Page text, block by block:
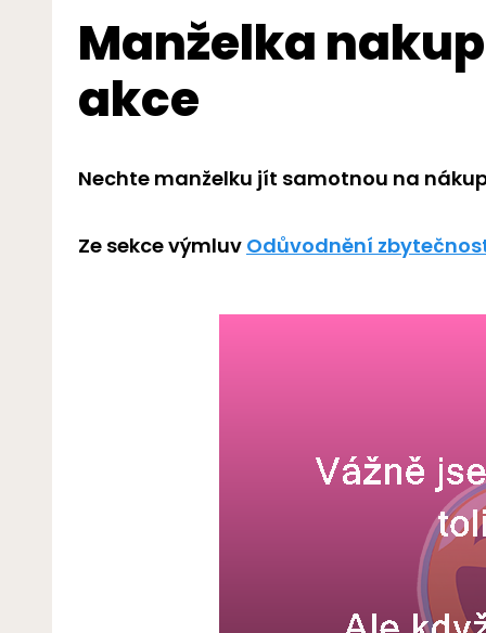
Manželka
akce
Nechte manželku jít samotnou na
Ze sekce výmluv Odůvodnění